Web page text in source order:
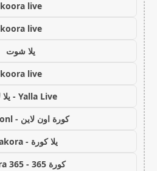
koora live
koora live
يلا شوت
koora live
Yalla Live - يلا لايف
كورة اون لاين - koora onl
يلا كورة - yallakora
كورة 365 - kooora 365